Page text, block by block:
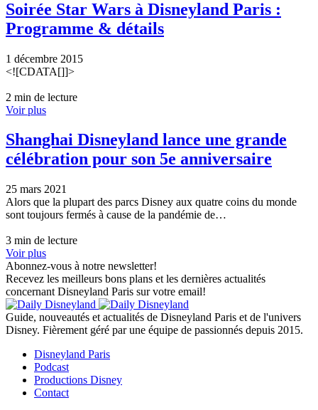
Soirée Star Wars à Disneyland Paris :
Programme & détails
1 décembre 2015
<![CDATA[]]>
2 min de lecture
Voir plus
Shanghai Disneyland lance une grande
célébration pour son 5e anniversaire
25 mars 2021
Alors que la plupart des parcs Disney aux quatre coins du monde
sont toujours fermés à cause de la pandémie de…
3 min de lecture
Voir plus
Abonnez-vous à notre newsletter!
Recevez les meilleurs bons plans et les dernières actualités
concernant Disneyland Paris sur votre email!
Guide, nouveautés et actualités de Disneyland Paris et de l'univers
Disney. Fièrement géré par une équipe de passionnés depuis 2015.
Disneyland Paris
Podcast
Productions Disney
Contact